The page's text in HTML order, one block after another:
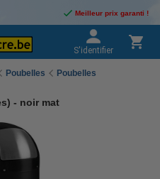
Meilleur prix garanti !
S'identifier
Poubelles Poubelles
- noir mat